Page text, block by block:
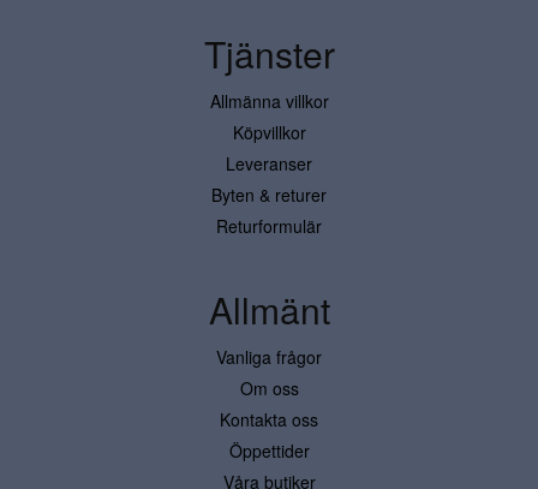
Tjänster
Allmänna villkor
Köpvillkor
Leveranser
Byten & returer
Returformulär
Allmänt
Vanliga frågor
Om oss
Kontakta oss
Öppettider
Våra butiker